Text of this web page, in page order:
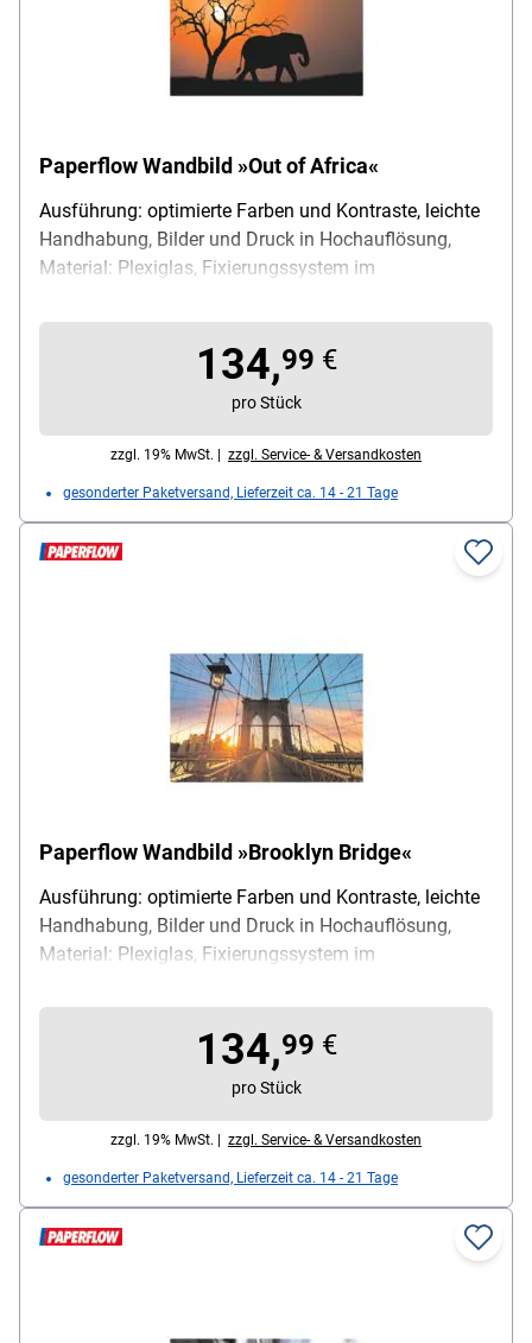
Paperflow Wandbild »Out of Africa«
Ausführung: optimierte Farben und Kontraste, leichte
Handhabung, Bilder und Druck in Hochauflösung,
Material: Plexiglas, Fixierungssystem im
134,99 €
pro Stück
zzgl. 19% MwSt. | zzgl. Service- & Versandkosten
gesonderter Paketversand, Lieferzeit ca. 14 - 21 Tage
Paperflow Wandbild »Brooklyn Bridge«
Ausführung: optimierte Farben und Kontraste, leichte
Handhabung, Bilder und Druck in Hochauflösung,
Material: Plexiglas, Fixierungssystem im
134,99 €
pro Stück
zzgl. 19% MwSt. | zzgl. Service- & Versandkosten
gesonderter Paketversand, Lieferzeit ca. 14 - 21 Tage